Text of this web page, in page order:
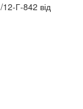
Г-842 від